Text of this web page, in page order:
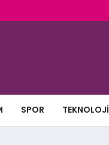
SPOR TEKNOLOJI